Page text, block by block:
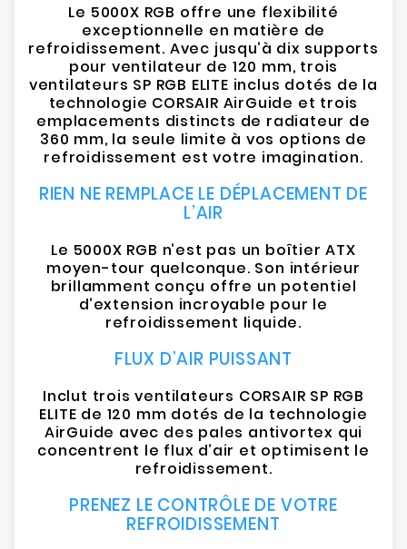
Le 5000X RGB offre une flexibilité
exceptionnelle en matière de
refroidissement. Avec jusqu’à dix supports
pour ventilateur de 120 mm, trois
ventilateurs SP RGB ELITE inclus dotés de la
technologie CORSAIR AirGuide et trois
emplacements distincts de radiateur de
360 mm, la seule limite à vos options de
refroidissement est votre imagination.
RIEN NE REMPLACE LE DÉPLACEMENT DE
L’AIR
Le 5000X RGB n’est pas un boîtier ATX
moyen-tour quelconque. Son intérieur
brillamment conçu offre un potentiel
d’extension incroyable pour le
refroidissement liquide.
FLUX D’AIR PUISSANT
Inclut trois ventilateurs CORSAIR SP RGB
ELITE de 120 mm dotés de la technologie
AirGuide avec des pales antivortex qui
concentrent le flux d’air et optimisent le
refroidissement.
PRENEZ LE CONTRÔLE DE VOTRE
REFROIDISSEMENT